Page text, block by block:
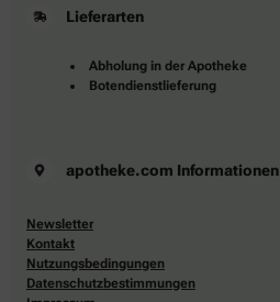
Lieferarten
Abholung in der Apotheke
Botendienstlieferung
apotheke.com Informationen
Newsletter
Kontakt
Nutzungsbedingungen
Datenschutzbestimmungen